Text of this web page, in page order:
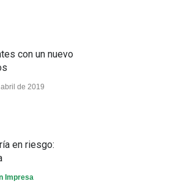
con un nuevo
de 2019
en riesgo:
Impresa